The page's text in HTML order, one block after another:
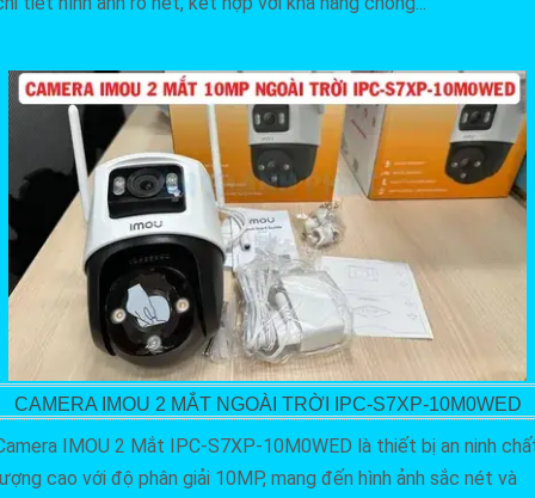
CAMERA IMOU 2 MẮT NGOÀI TRỜI IPC-S7XP-10M0WED
IMOU 2 Mắt IPC-S7XP-10M0WED là thiết bị an ninh
cao với độ phân giải 10MP, mang đến hình ảnh sắc nét và